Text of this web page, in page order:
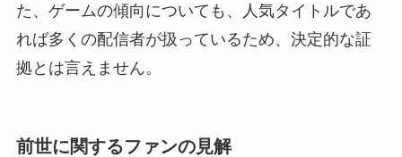
た、ゲームの傾向についても、人気タイトルであ
れば多くの配信者が扱っているため、決定的な証
拠とは言えません。
前世に関するファンの見解